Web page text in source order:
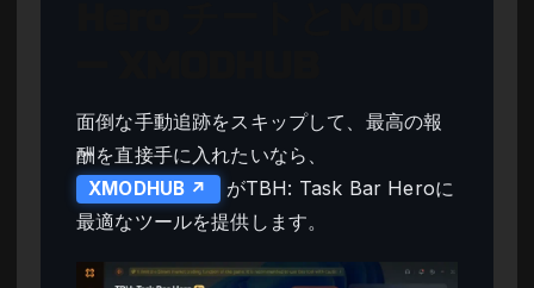
面倒な手動追跡をスキップして、最高の報
酬を直接手に入れたいなら、
XMODHUB ↗
がTBH: Task Bar Heroに
最適なツールを提供します。